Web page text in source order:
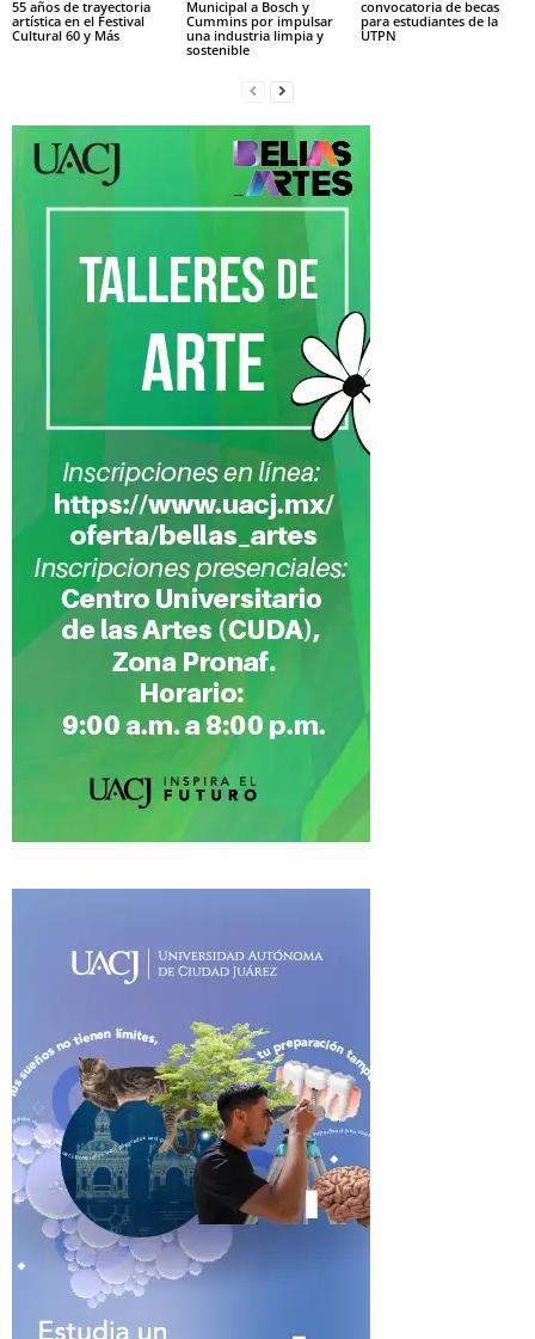
55 años de trayectoria
artística en el Festival
Cultural 60 y Más
Municipal a Bosch y
Cummins por impulsar
una industria limpia y
sostenible
convocatoria de becas
para estudiantes de la
UTPN